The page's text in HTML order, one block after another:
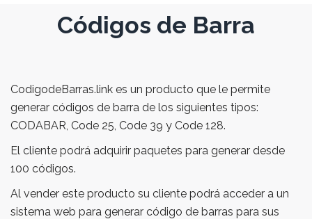
Códigos de Barra
CodigodeBarras.link es un producto que le permite
generar códigos de barra de los siguientes tipos:
CODABAR, Code 25, Code 39 y Code 128.
El cliente podrá adquirir paquetes para generar desde
100 códigos.
Al vender este producto su cliente podrá acceder a un
sistema web para generar código de barras para sus